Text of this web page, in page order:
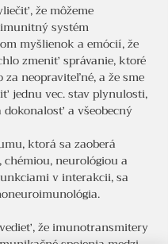
že môžeme
systém
myšlienok a emócií, že
zmeniť správanie, ktoré
za neopraviteľné, a že sme
jednu vec. stav plynulosti,
a všeobecný
chémiou, neurológiou a
v interakcii, sa